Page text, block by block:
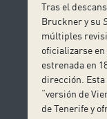
Tras el
Bruckner y su
múltiples
oficializarse
estrenada en
dirección.
“versión de
de Tenerife y